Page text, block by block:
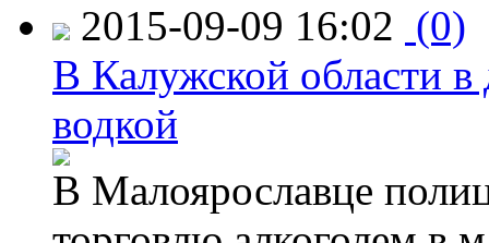
2015-09-09 16:02 (0)
В Калужской области в
водкой
В Малоярославце